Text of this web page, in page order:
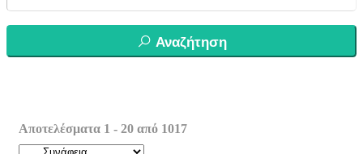
Αναζήτηση
Αποτελέσματα 1 - 20 από 1017